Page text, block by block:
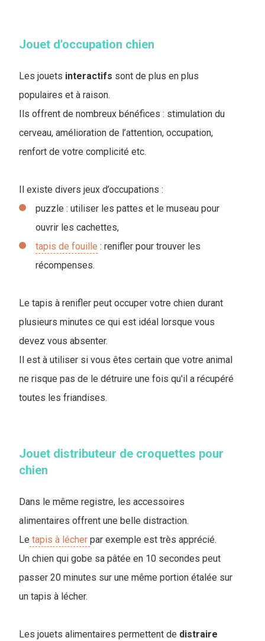
Jouet d'occupation chien
Les jouets interactifs sont de plus en plus
populaires et à raison.
Ils offrent de nombreux bénéfices : stimulation du
cerveau, amélioration de l’attention, occupation,
renfort de votre complicité etc.
Il existe divers jeux d’occupations :
puzzle : utiliser les pattes et le museau pour
ouvrir les cachettes,
tapis de fouille : renifler pour trouver les
récompenses.
Le tapis à renifler peut occuper votre chien durant
plusieurs minutes ce qui est idéal lorsque vous
devez vous absenter.
l est à utiliser si vous êtes certain que votre animal
ne risque pas de le détruire une fois qu'il a récupéré
toutes les friandises.
Jouet distributeur de croquettes pour
chien
Dans le même registre, les accessoires
alimentaires offrent une belle distraction.
Le tapis à lécher par exemple est très apprécié.
Un chien qui gobe sa pâtée en 10 secondes peut
passer 20 minutes sur une même portion étalée sur
un tapis à lécher.
Les jouets alimentaires permettent de distraire